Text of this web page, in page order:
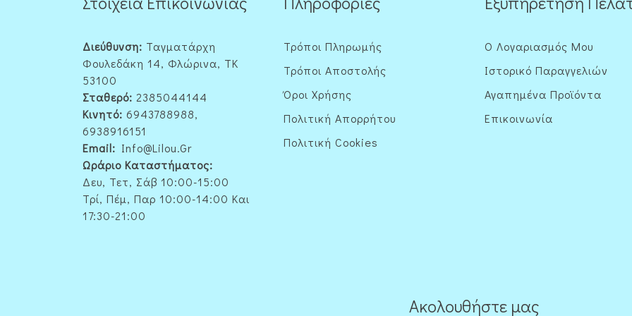
Διεύθυνση: Ταγματάρχη
Φουλεδάκη 14, Φλώρινα, ΤΚ
53100
Σταθερό: 2385044144
Κινητό: 6943788988,
6938916151
Email: Info@lilou.gr
Ωράριο Καταστήματος:
Δευ, Τετ, Σάβ 10:00-15:00
Τρί, Πέμ, Παρ 10:00-14:00 Και
17:30-21:00
Τρόποι Πληρωμής
Τρόποι Αποστολής
Όροι Χρήσης
Πολιτική Απορρήτου
Πολιτική Cookies
Ο Λογαριασμός Μου
Ιστορικό Παραγγελιών
Αγαπημένα Προϊόντα
Επικοινωνία
Ακολουθήστε μας